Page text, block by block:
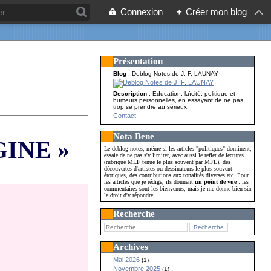
Connexion + Créer mon blog
»
Présentation
Blog : Deblog Notes de J. F. LAUNAY
Description: Education, laïcité, politique et
humeurs personnelles, en essayant de ne pas
trop se prendre au sérieux.
Contact
Nota Bene
Le deblog-notes, même si les articles "politiques" dominent,
essaie de ne pas s'y limiter, avec aussi le reflet de lectures
(rubrique MLF tenue le plus souvent par MFL), des
découvertes d'artistes ou dessinateurs le plus souvent
érotiques, des contributions aux tonalités diverses,etc. Pour
les articles que je rédige, ils donnentun point de vue: les
commentaires sont les bienvenus, mais je me donne bien sûr
le droit d'y répondre.
Recherche
Archives
Mai 2026(1)
Novembre 2025(1)